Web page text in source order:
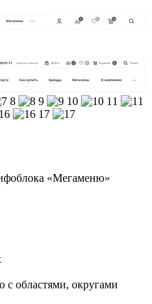
8 9 10
11
16
17
«Мегаменю»
c областями, округами